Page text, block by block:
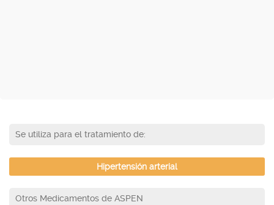
Se utiliza para el tratamiento de:
Hipertensión arterial
Otros Medicamentos de ASPEN